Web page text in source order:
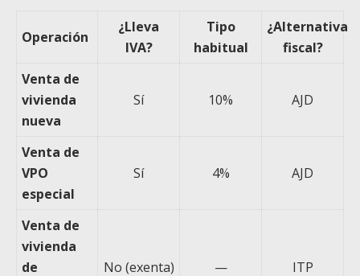
Operación
¿Lleva
IVA?
Tipo
habitual
¿Alternativa
fiscal?
Venta de
vivienda
nueva
Sí 10% AJD
Venta de
VPO
especial
Sí 4% AJD
Venta de
vivienda
de
No (exenta) — ITP